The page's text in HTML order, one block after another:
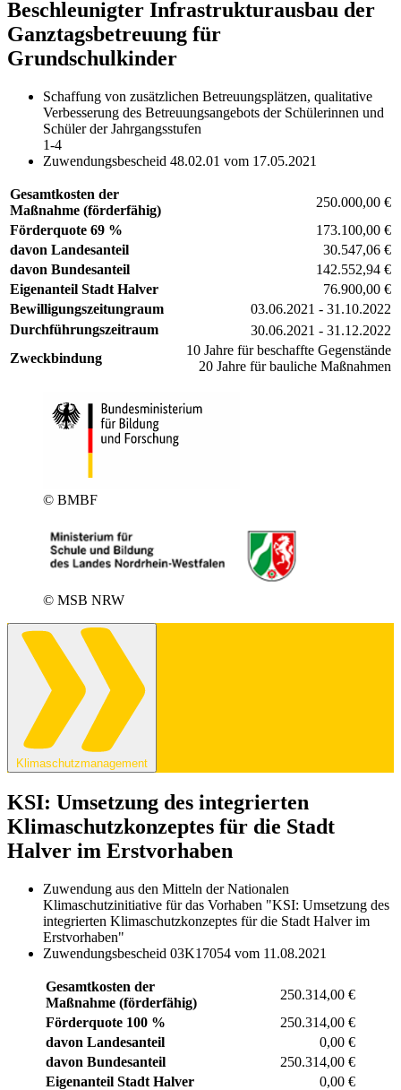
Beschleunigter Infrastrukturausbau der
Ganztagsbetreuung für
Grundschulkinder
Schaffung von zusätzlichen Betreuungsplätzen, qualitative
Verbesserung des Betreuungsangebots der Schülerinnen und
Schüler der Jahrgangsstufen
1-4
Zuwendungsbescheid 48.02.01 vom 17.05.2021
Gesamtkosten der
Maßnahme (förderfähig)
250.000,00 €
Förderquote 69 %
173.100,00 €
davon Landesanteil
30.547,06 €
davon Bundesanteil
142.552,94 €
Eigenanteil Stadt Halver
76.900,00 €
Bewilligungszeitungraum
03.06.2021 - 31.10.2022
Durchführungszeitraum
30.06.2021 - 31.12.2022
Zweckbindung
10 Jahre für beschaffte Gegenstände
20 Jahre für bauliche Maßnahmen
© BMBF
© MSB NRW
Klimaschutzmanagement
KSI: Umsetzung des integrierten
Klimaschutzkonzeptes für die Stadt
Halver im Erstvorhaben
Zuwendung aus den Mitteln der Nationalen
Klimaschutzinitiative für das Vorhaben "KSI: Umsetzung des
integrierten Klimaschutzkonzeptes für die Stadt Halver im
Erstvorhaben"
Zuwendungsbescheid 03K17054 vom 11.08.2021
Gesamtkosten der
Maßnahme (förderfähig)
250.314,00 €
Förderquote 100 %
250.314,00 €
davon Landesanteil
0,00 €
davon Bundesanteil
250.314,00 €
Eigenanteil Stadt Halver
0,00 €